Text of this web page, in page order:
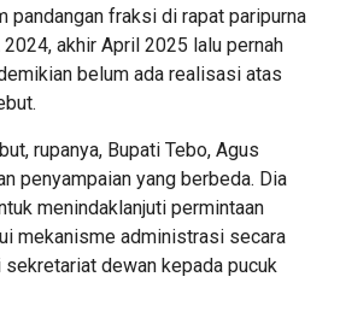
pandangan fraksi di rapat paripurna
akhir April 2025 lalu pernah
belum ada realisasi atas
rupanya, Bupati Tebo, Agus
penyampaian yang berbeda. Dia
menindaklanjuti permintaan
mekanisme administrasi secara
dewan kepada pucuk